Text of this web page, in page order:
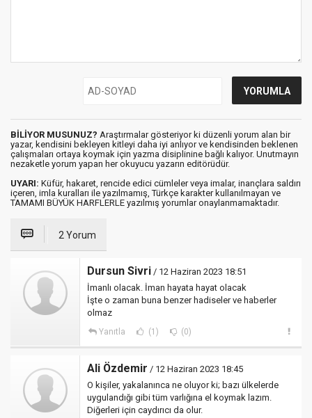
BİLİYOR MUSUNUZ? Araştırmalar gösteriyor ki düzenli yorum alan bir
yazar, kendisini bekleyen kitleyi daha iyi anlıyor ve kendisinden beklenen
çalışmaları ortaya koymak için yazma disiplinine bağlı kalıyor. Unutmayın
nezaketle yorum yapan her okuyucu yazarın editörüdür.
UYARI: Küfür, hakaret, rencide edici cümleler veya imalar, inançlara saldırı
içeren, imla kuralları ile yazılmamış, Türkçe karakter kullanılmayan ve
TAMAMI BÜYÜK HARFLERLE yazılmış yorumlar onaylanmamaktadır.
2 Yorum
Dursun Sivri / 12 Haziran 2023 18:51
İmanlı olacak. İman hayata hayat olacak
İşte o zaman buna benzer hadiseler ve haberler
olmaz
Yanıtla (1) (0)
Ali Özdemir / 12 Haziran 2023 18:45
O kişiler, yakalanınca ne oluyor ki; bazı ülkelerde
uygulandığı gibi tüm varlığına el koymak lazım.
Diğerleri için caydırıcı da olur.